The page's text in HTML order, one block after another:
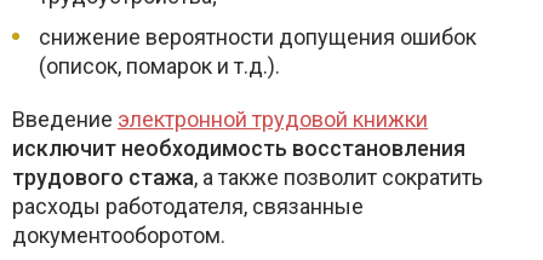
снижение вероятности допущения ошибок
(описок, помарок и т.д.).
Введение электронной трудовой книжки
исключит необходимость восстановления
трудового стажа, а также позволит сократить
расходы работодателя, связанные
документооборотом.